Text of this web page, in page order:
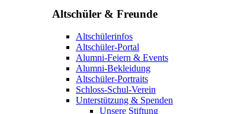
Altschüler & Freunde
Altschülerinfos
Altschüler-Portal
Alumni-Feiern & Events
Alumni-Bekleidung
Altschüler-Portraits
Schloss-Schul-Verein
Unterstützung & Spenden
Unsere Stiftung